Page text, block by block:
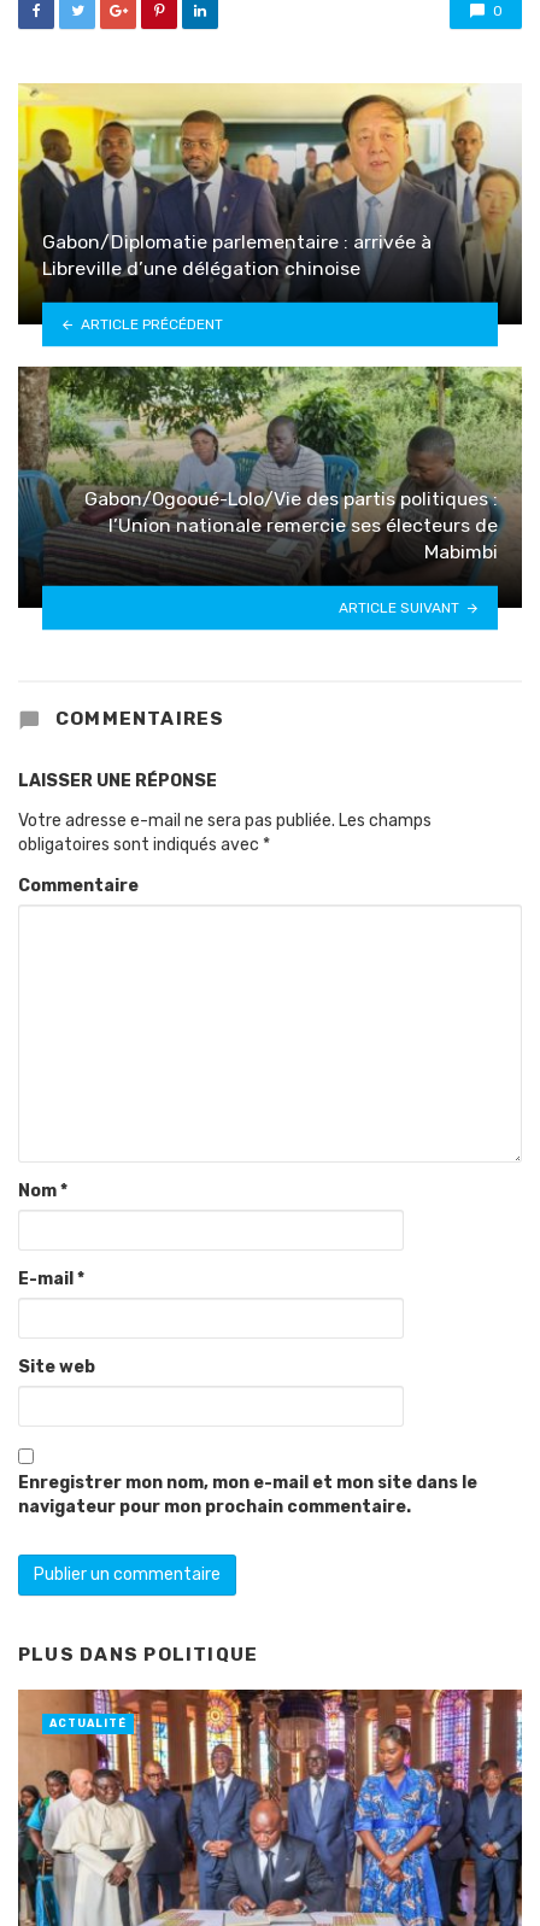
0
Gabon/Diplomatie parlementaire : arrivée à
Libreville d’une délégation chinoise
ARTICLE PRÉCÉDENT
Gabon/Ogooué-Lolo/Vie des partis politiques :
l’Union nationale remercie ses électeurs de
Mabimbi
ARTICLE SUIVANT
COMMENTAIRES
LAISSER UNE RÉPONSE
Votre adresse e-mail ne sera pas publiée. Les champs
obligatoires sont indiqués avec *
Commentaire
Nom*
E-mail*
Site web
Enregistrer mon nom, mon e-mail et mon site dans le
navigateur pour mon prochain commentaire.
PLUS DANS POLITIQUE
ACTUALITÉ